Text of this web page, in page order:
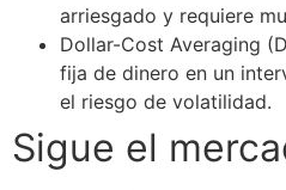
arriesgado y requiere
Dollar-Cost Averaging
fija de dinero en un
el riesgo de volatilidad.
Sigue el